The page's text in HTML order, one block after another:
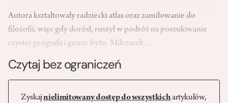
Autora kształtowały radziecki atlas oraz zamiłowanie do
filozofii, więc gdy dorósł, ruszył w podróż na poszukiwanie
czystej geografii i granic bytu. Milczarek…
Czytaj bez ograniczeń
Zyskajnielimitowany dostęp do wszystkichartykułów,